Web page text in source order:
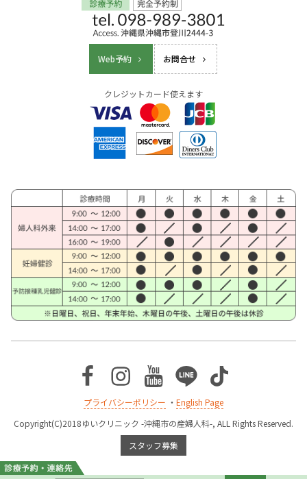
Web予約 お問合せ
クレジットカード使えます
Facebook
Instagram
Youtube
LineTikTok
プライバシーポリシー ・ English Page
Copyright(C)2018ゆいクリニック -沖縄市の産婦人科-, ALL Rights Reserved.
スタッフ募集